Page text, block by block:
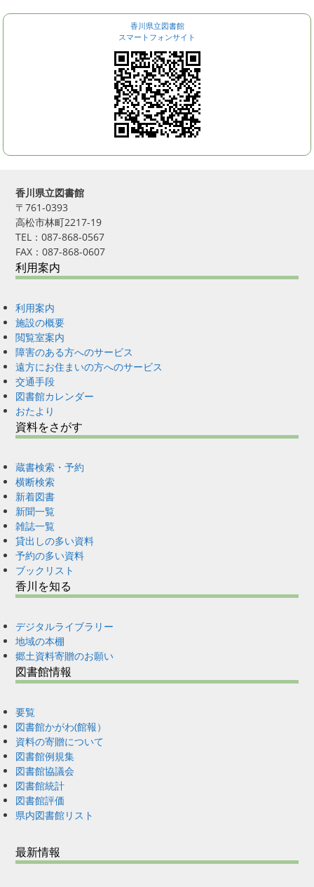
香川県立図書館
スマートフォンサイト
香川県立図書館
〒761-0393
高松市林町2217-19
TEL：087-868-0567
FAX：087-868-0607
利用案内
利用案内
施設の概要
閲覧室案内
障害のある方へのサービス
遠方にお住まいの方へのサービス
交通手段
図書館カレンダー
おたより
資料をさがす
蔵書検索・予約
横断検索
新着図書
新聞一覧
雑誌一覧
貸出しの多い資料
予約の多い資料
ブックリスト
香川を知る
デジタルライブラリー
地域の本棚
郷土資料寄贈のお願い
図書館情報
要覧
図書館かがわ(館報）
資料の寄贈について
図書館例規集
図書館協議会
図書館統計
図書館評価
県内図書館リスト
最新情報